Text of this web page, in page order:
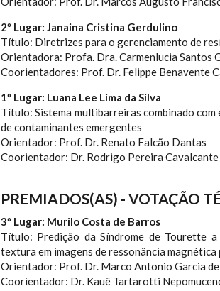
2º Lugar: Janaina Cristina Gerdulino
Título: Diretrizes para o gerenciamento de
Orientadora: Profa. Dra. Carmenlucia Santos
Coorientadores: Prof. Dr. Felippe Benavente
1º Lugar: Luana Lee Lima da Silva
Título: Sistema multibarreiras combinado
de contaminantes emergentes
Orientador: Prof. Dr. Renato Falcão Dantas
Coorientador: Dr. Rodrigo Pereira Cavalcante
PREMIADOS(AS) - VOTAÇÃO
3º Lugar: Murilo Costa de Barros
Título: Predição da Síndrome de Tourette
textura em imagens de ressonância
Orientador: Prof. Dr. Marco Antonio Garcia
Coorientador: Dr. Kauê Tartarotti